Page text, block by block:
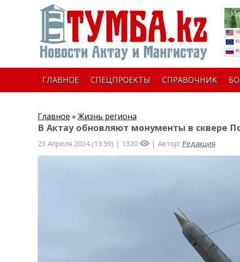
ГЛАВНОЕ СПЕЦПРОЕКТЫ СПРАВОЧНИК
Главное » Жизнь региона
В Актау обновляют монументы в сквере
23 Апреля 2024 (13:59) | 1320 | Автор: Редакция